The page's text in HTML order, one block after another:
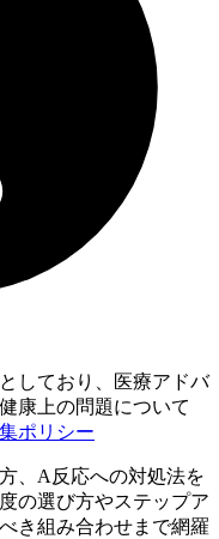
しており、医療アドバ
康上の問題について
ポリシー
、A反応への対処法を
の選び方やステップア
き組み合わせまで網羅